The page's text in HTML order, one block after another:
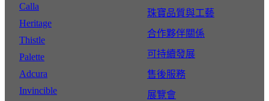
Calla
Heritage
Thistle
Palette
Adcura
Invincible
珠寶品質與工藝
合作夥伴關係
可持續發展
售後服務
展覽會